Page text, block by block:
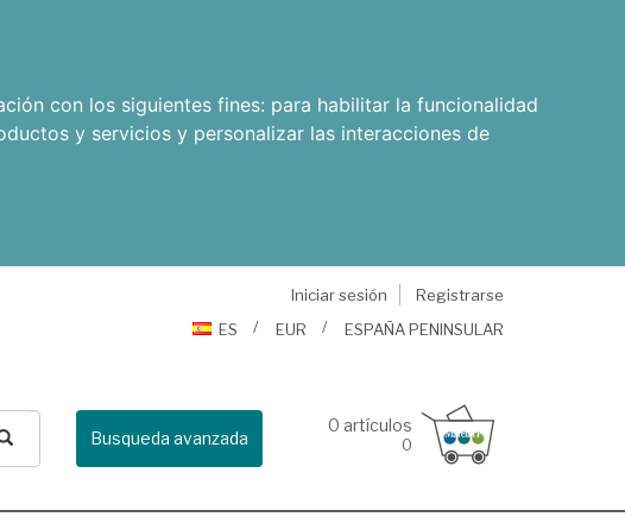
con los siguientes fines: para habilitar la funcionalidad
y servicios y personalizar las interacciones de
Iniciar sesión
Registrarse
ES
EUR ESPAÑA PENINSULAR
Busqueda avanzada
0 artículos
0